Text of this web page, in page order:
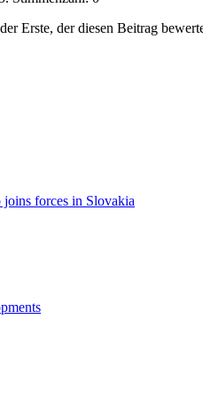
Erste, der diesen Beitrag
joins forces in Slovakia